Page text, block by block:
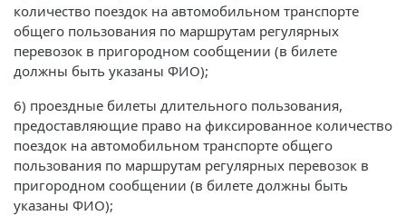
количество поездок на автомобильном транспорте
общего пользования по маршрутам регулярных
перевозок в пригородном сообщении (в билете
должны быть указаны ФИО);
6) проездные билеты длительного пользования,
предоставляющие право на фиксированное количество
поездок на автомобильном транспорте общего
пользования по маршрутам регулярных перевозок в
пригородном сообщении (в билете должны быть
указаны ФИО);